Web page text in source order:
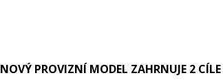
NOVÝ PROVIZNÍ MODEL ZAHRNUJE 2